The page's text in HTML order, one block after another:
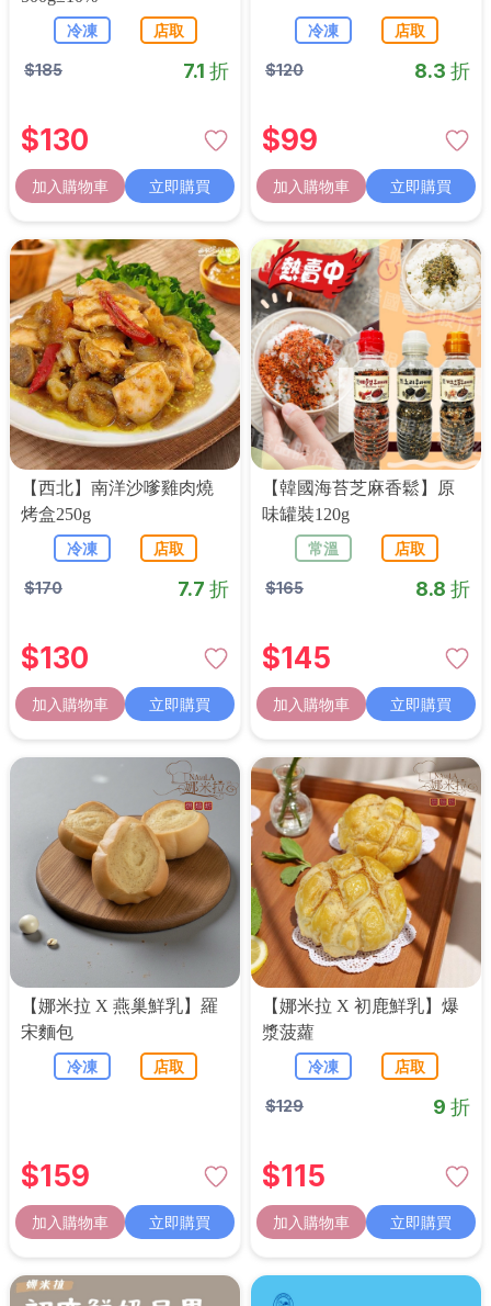
冷凍
店取
$185 7.1 折
$130
加入購物車 立即購買
冷凍 店取
$120 8.3 折
$99
加入購物車 立即購買
【西北】南洋沙嗲雞肉燒
烤盒250g
冷凍
店取
$170 7.7 折
$130
加入購物車 立即購買
【韓國海苔芝麻香鬆】原
味罐裝120g
常溫
店取
$165 8.8 折
$145
加入購物車 立即購買
【娜米拉 X 燕巢鮮乳】羅
宋麵包
冷凍
店取
$159
加入購物車 立即購買
【娜米拉 X 初鹿鮮乳】爆
漿菠蘿
冷凍
店取
$129 9 折
$115
加入購物車 立即購買